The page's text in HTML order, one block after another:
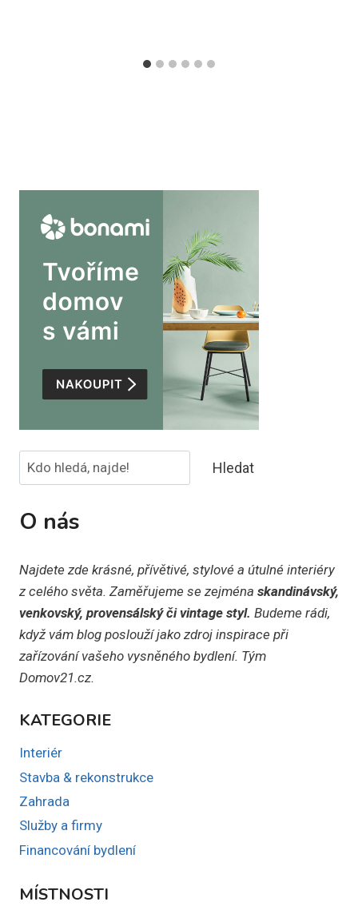
Hledat Hledat
O nás
Najdete zde krásné, přívětivé, stylové a útulné interiéry
z celého světa. Zaměřujeme se zejména skandinávský,
venkovský, provensálský či vintage styl. Budeme rádi,
když vám blog poslouží jako zdroj inspirace při
zařízování vašeho vysněného bydlení. Tým
Domov21.cz.
KATEGORIE
Interiér
Stavba & rekonstrukce
Zahrada
Služby a firmy
Financování bydlení
MÍSTNOSTI